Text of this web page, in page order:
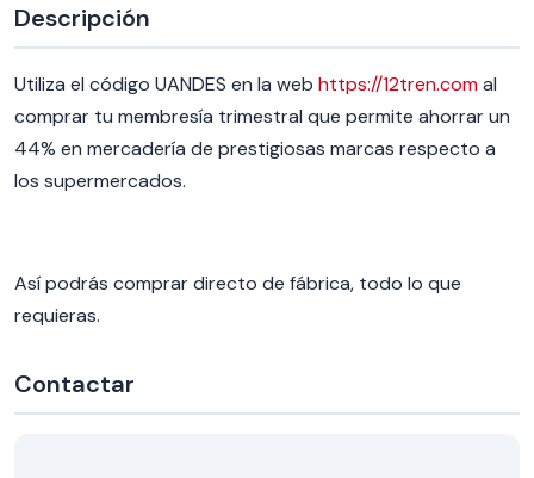
Descripción
Utiliza el código UANDES en la web https://12tren.comal
comprar tu membresía trimestral que permite ahorrar un
44% en mercadería de prestigiosas marcas respecto a
los supermercados.
Así podrás comprar directo de fábrica, todo lo que
requieras.
Contactar